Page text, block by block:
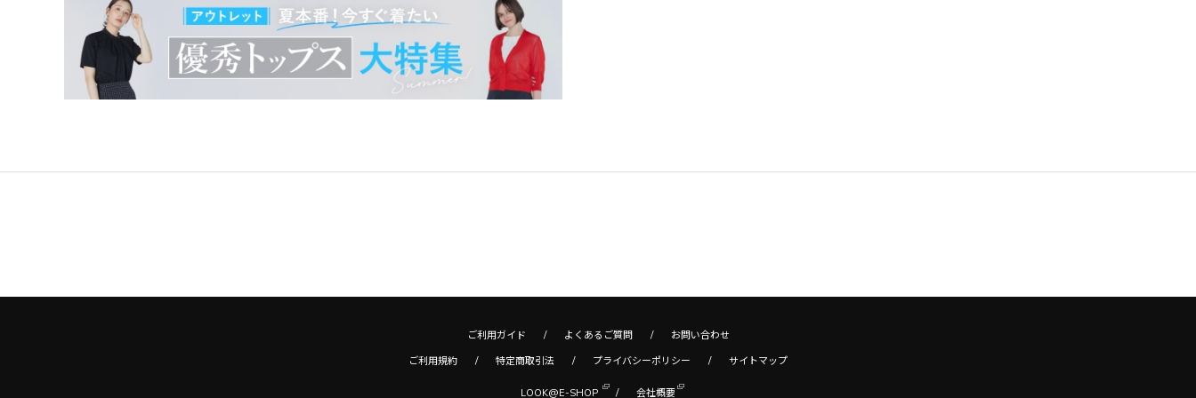
ご利用ガイド よくあるご質問 お問い合わせ
ご利用規約 特定商取引法 プライバシーポリシー サイトマップ
LOOK@E-SHOP 会社概要